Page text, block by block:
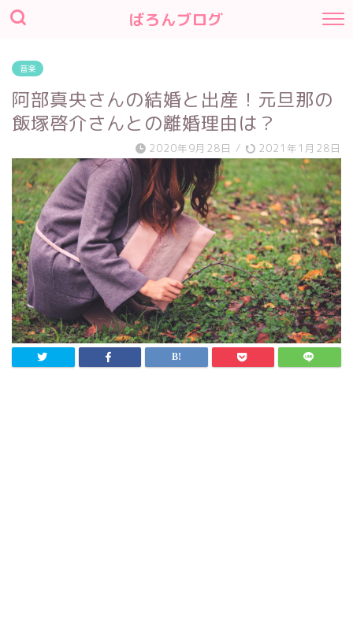
ばろんブログ
音楽
阿部真央さんの結婚と出産！元旦那の
飯塚啓介さんとの離婚理由は？
2020年9月28日 / 2021年1月28日